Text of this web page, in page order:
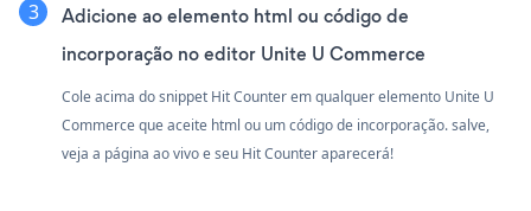
Adicione ao elemento html ou código de
incorporação no editor Unite U Commerce
Cole acima do snippet Hit Counter em qualquer elemento Unite U
Commerce que aceite html ou um código de incorporação. salve,
veja a página ao vivo e seu Hit Counter aparecerá!